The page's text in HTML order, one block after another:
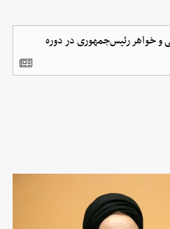
و خواهر رئیس‌جمهوری در دوره